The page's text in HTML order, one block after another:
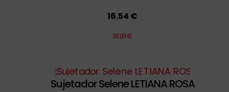
16.54 €
SELENE
Sujetador Selene LETIANA ROSA